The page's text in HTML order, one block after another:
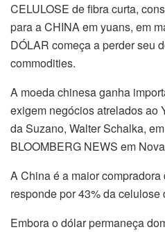
CELULOSE de fibra curta,
para a CHINA em yuans, em
DÓLAR começa a perder seu
commodities.
A moeda chinesa ganha
exigem negócios atrelados ao
da Suzano, Walter Schalka,
BLOOMBERG NEWS em
A China é a maior
responde por 43% da celulose
Embora o dólar permaneça